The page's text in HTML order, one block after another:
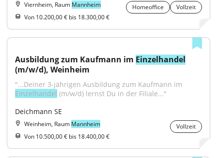
Viernheim, Raum Mannheim Homeoffice
Vollzeit
Von 10.200,00 € bis 18.300,00 €
Ausbildung zum Kaufmann im Einzelhandel
(m/w/d), Weinheim
Einzelhandel (m/w/d) lernst Du in der Filiale..."
Deichmann SE
Weinheim, Raum Mannheim
Vollzeit
Von 10.500,00 € bis 18.400,00 €